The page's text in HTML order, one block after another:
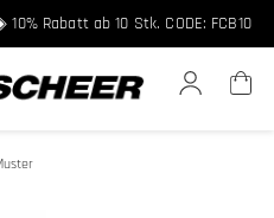
Rabatt ab 10 Stk. CODE: FCB10